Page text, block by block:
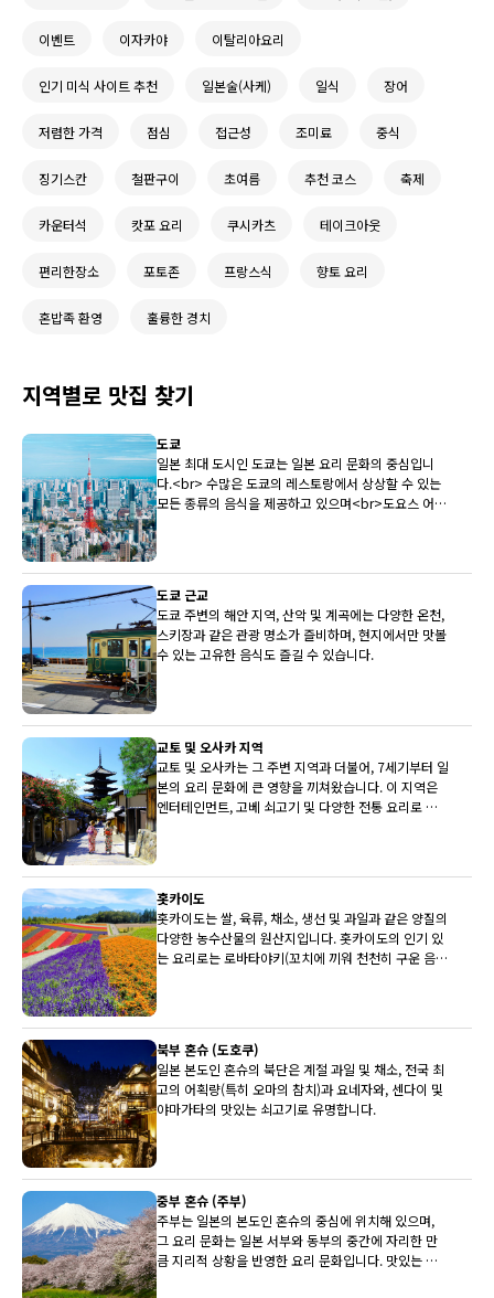
이벤트 이자카야 이탈리아요리
인기 미식 사이트 추천 일본술(사케) 일식 장어
저렴한 가격 점심 접근성 조미료 중식
징기스칸 철판구이 초여름 추천 코스 축제
카운터석 캇포 요리 쿠시카츠 테이크아웃
편리한장소 포토존 프랑스식 향토 요리
혼밥족 환영 훌륭한 경치
지역별로 맛집 찾기
도쿄
일본 최대 도시인 도쿄는 일본 요리 문화의 중심입니
다.<br> 수많은 도쿄의 레스토랑에서 상상할 수 있는
모든 종류의 음식을 제공하고 있으며<br>도요스 어시
도쿄 근교
도쿄 주변의 해안 지역, 산악 및 계곡에는 다양한 온천,
스키장과 같은 관광 명소가 즐비하며, 현지에서만 맛볼
수 있는 고유한 음식도 즐길 수 있습니다.
교토 및 오사카 지역
교토 및 오사카는 그 주변 지역과 더불어, 7세기부터 일
본의 요리 문화에 큰 영향을 끼쳐왔습니다. 이 지역은
엔터테인먼트, 고베 쇠고기 및 다양한 전통 요리로 유
홋카이도
홋카이도는 쌀, 육류, 채소, 생선 및 과일과 같은 양질의
다양한 농수산물의 원산지입니다. 홋카이도의 인기 있
는 요리로는 로바타야키(꼬치에 끼워 천천히 구운 음
북부 혼슈 (도호쿠)
일본 본도인 혼슈의 북단은 계절 과일 및 채소, 전국 최
고의 어획량(특히 오마의 참치)과 요네자와, 센다이 및
야마가타의 맛있는 쇠고기로 유명합니다.
중부 혼슈 (주부)
주부는 일본의 본도인 혼슈의 중심에 위치해 있으며,
그 요리 문화는 일본 서부와 동부의 중간에 자리한 만
큼 지리적 상황을 반영한 요리 문화입니다. 맛있는 히